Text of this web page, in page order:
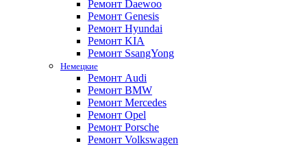
Ремонт Daewoo
Ремонт Genesis
Ремонт Hyundai
Ремонт KIA
Ремонт SsangYong
Немецкие
Ремонт Audi
Ремонт BMW
Ремонт Mercedes
Ремонт Opel
Ремонт Porsche
Ремонт Volkswagen